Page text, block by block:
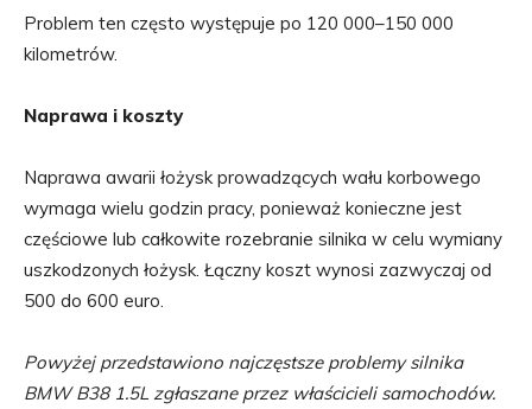
Problem ten często występuje po 120 000–150 000
kilometrów.
Naprawa i koszty
Naprawa awarii łożysk prowadzących wału korbowego
wymaga wielu godzin pracy, ponieważ konieczne jest
częściowe lub całkowite rozebranie silnika w celu wymiany
uszkodzonych łożysk. Łączny koszt wynosi zazwyczaj od
500 do 600 euro.
Powyżej przedstawiono najczęstsze problemy silnika
BMW B38 1.5L zgłaszane przez właścicieli samochodów.